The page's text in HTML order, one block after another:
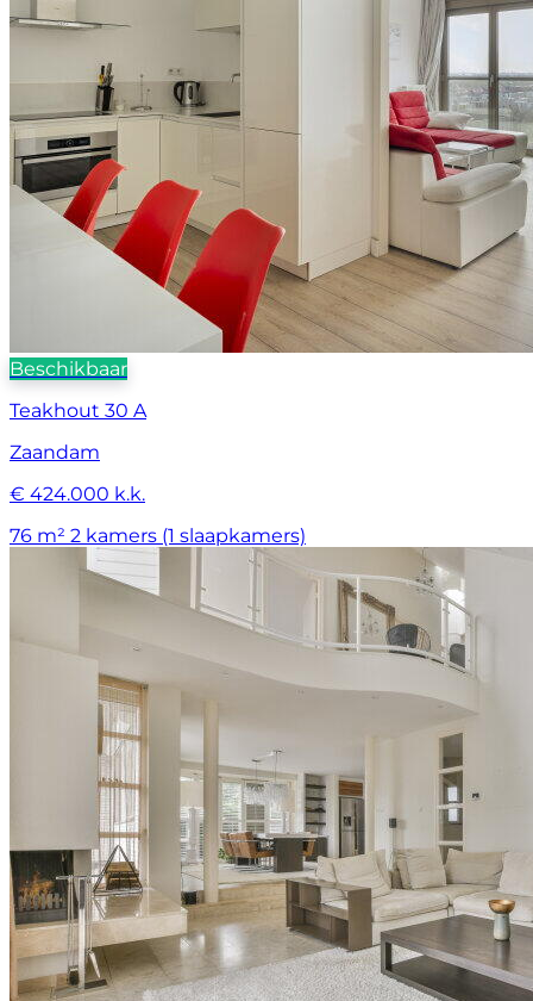
Beschikbaar
Teakhout 30 A
Zaandam
€ 424.000 k.k.
76 m² 2 kamers (1 slaapkamers)